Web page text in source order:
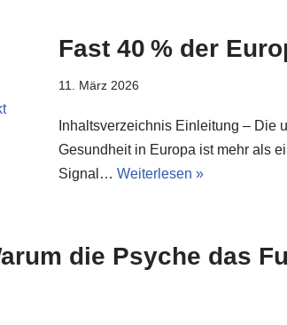
Fast 40 % der
11. März 2026
Inhaltsverzeichnis Einleitung – Die
Gesundheit in Europa ist mehr als
Signal… Weiterlesen »
die Psyche das